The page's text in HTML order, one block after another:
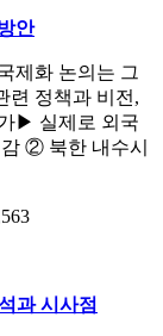
안
제화 논의는 그
련 정책과 비전,
▶ 실제로 외국
② 북한 내수시
과 시사점